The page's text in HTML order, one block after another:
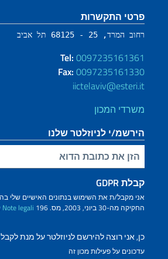
קטע כותרת תחתונה
פרטי התקשרות
רחוב המרד, 25 - 68125 תל אביב
Tel: 0097235161361
Fax: 0097235161330
iictelaviv@esteri.it
משרדי המכון
הירשמ/י לניוזלטר שלנו
הזינ/י את כתובת הדוא"ל שלך
קבלת GDPR
החקיקה מה-30 ביוני, 2003, מס. 196
Note legali
כן, אני רוצה להירשם לניוזלטר על מנת לקבל
עדכונים על פעילות מכון זה